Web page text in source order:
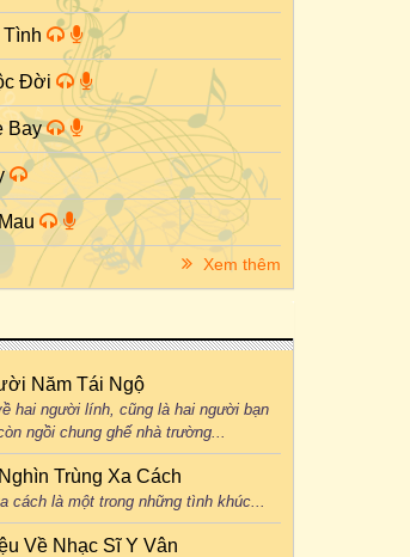
Tình
Đời
Bay
Xem thêm
Năm Tái Ngộ
hai người lính, cũng là hai người bạn
ngồi chung ghế nhà trường...
Trùng Xa Cách
cách là một trong những tình khúc...
Về Nhạc Sĩ Y Vân